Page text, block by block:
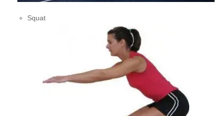
Squat